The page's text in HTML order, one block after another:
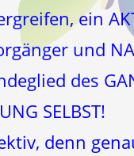
ein
und
des
SELBST!
denn